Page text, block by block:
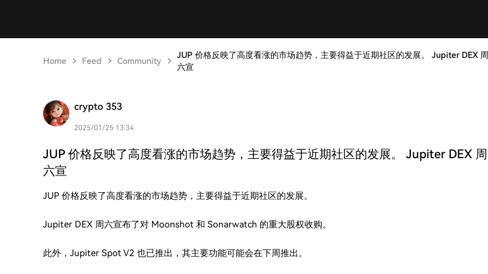
Home Feed Community
JUP 价格反映了高度看涨的市场趋势，主要得益于近期社区的发展。 Jupiter DEX 周
六宣
crypto 353
2025/01/25 13:34
JUP 价格反映了高度看涨的市场趋势，主要得益于近期社区的发展。 Jupiter DEX 周
六宣
JUP 价格反映了高度看涨的市场趋势，主要得益于近期社区的发展。
Jupiter DEX 周六宣布了对 Moonshot 和 Sonarwatch 的重大股权收购。
此外，Jupiter Spot V2 也已推出，其主要功能可能会在下周推出。